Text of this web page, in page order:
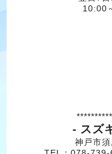
10:00
- スズ
神戸市